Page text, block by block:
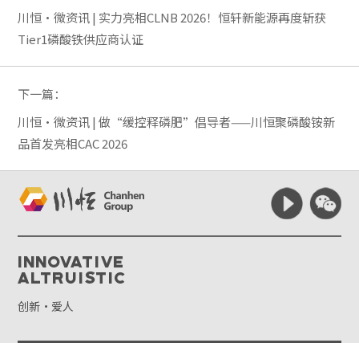
川恒·微资讯 | 实力亮相CLNB 2026！恒轩新能源再度斩获
Tier1磷酸铁供应商认证
下一篇：
川恒·微资讯 | 做“缓控释磷肥”倡导者——川恒聚磷酸铵新
品首发亮相CAC 2026
Innovative
Altruistic
创新·爱人